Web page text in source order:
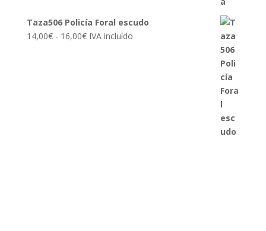
Taza506 Policía Foral escudo
14,00€ - 16,00€Rango
IVA incluído